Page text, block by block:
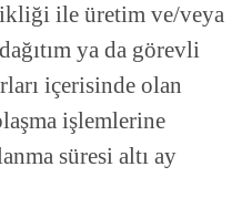
ile üretim ve/veya
ya da görevli
içerisinde olan
işlemlerine
süresi altı ay